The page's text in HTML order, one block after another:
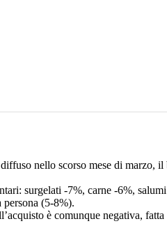
nello scorso mese di marzo,
surgelati -7%, carne -6%,
persona (5-8%).
è comunque negativa,